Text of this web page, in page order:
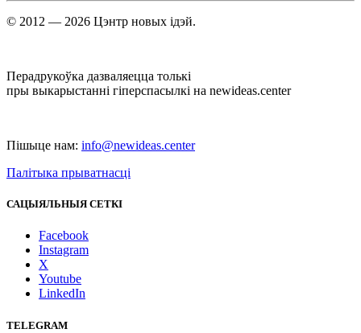
© 2012 — 2026 Цэнтр новых ідэй.
Перадрукоўка дазваляецца толькі
пры выкарыстанні гіперспасылкі на newideas.center
Пішыце нам: info@newideas.center
Палітыка прыватнасці
САЦЫЯЛЬНЫЯ СЕТКІ
Facebook
Instagram
X
Youtube
LinkedIn
TELEGRAM